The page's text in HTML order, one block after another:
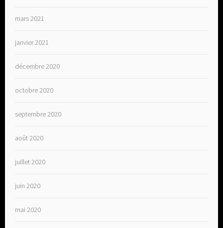
mars 2021
janvier 2021
décembre 2020
octobre 2020
septembre 2020
août 2020
juillet 2020
juin 2020
mai 2020